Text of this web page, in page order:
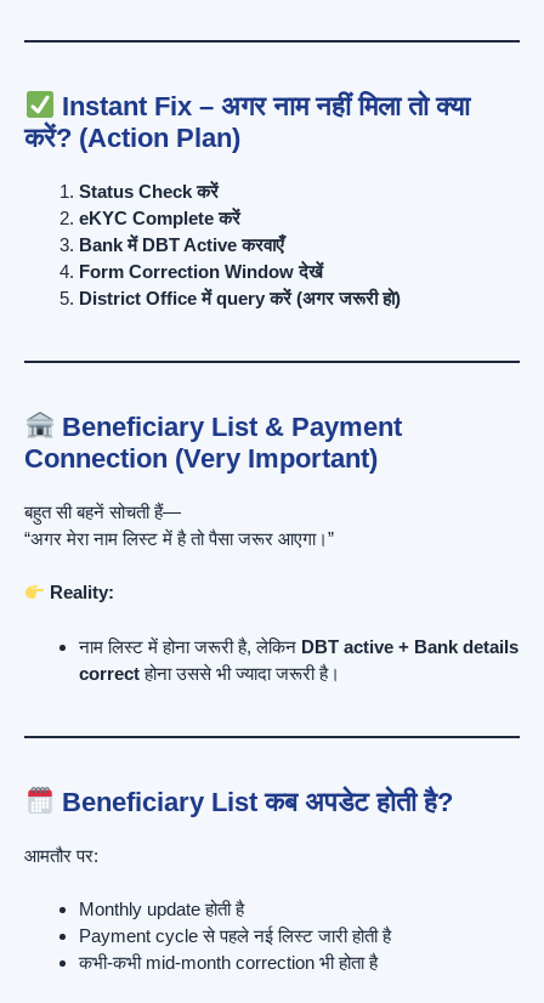
Instant Fix – अगर नाम नहीं मिला तो क्या
करें? (Action Plan)
Status Check करें
eKYC Complete करें
Bank में DBT Active करवाएँ
Form Correction Window देखें
District Office में query करें (अगर जरूरी हो)
Beneficiary List & Payment
Connection (Very Important)
बहुत सी बहनें सोचती हैं—
“अगर मेरा नाम लिस्ट में है तो पैसा जरूर आएगा।”
Reality:
नाम लिस्ट में होना जरूरी है, लेकिन DBT active + Bank details
correctहोना उससे भी ज्यादा जरूरी है।
Beneficiary List कब अपडेट होती है?
आमतौर पर:
Monthly update होती है
Payment cycle से पहले नई लिस्ट जारी होती है
कभी-कभी mid-month correction भी होता है